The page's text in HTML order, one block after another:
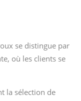
se distingue par
où les clients se
la sélection de